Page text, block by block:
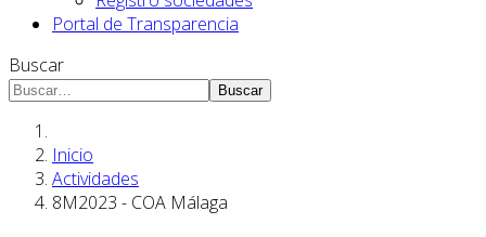
Portal de Transparencia
Buscar
Buscar
Inicio
Actividades
8M2023 - COA Málaga